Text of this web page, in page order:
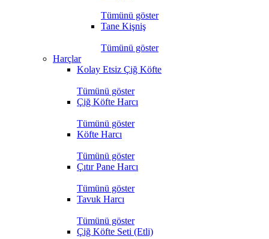
Tümünü göster
Tane Kişniş
Tümünü göster
Harçlar
Kolay Etsiz Çiğ Köfte
Tümünü göster
Çiğ Köfte Harcı
Tümünü göster
Köfte Harcı
Tümünü göster
Çıtır Pane Harcı
Tümünü göster
Tavuk Harcı
Tümünü göster
Çiğ Köfte Seti (Etli)